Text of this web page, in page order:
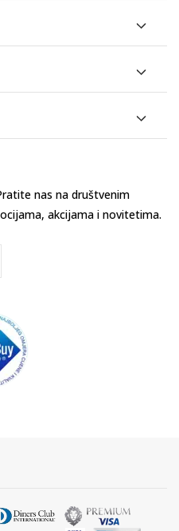
nas na društvenim
akcijama i novitetima.